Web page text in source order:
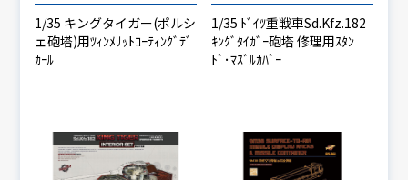
1/35 キングタイガー(ポルシ
ェ砲塔)用ﾂｨﾝﾒﾘｯﾄｺｰﾃｨﾝｸﾞﾃﾞ
ｶｰﾙ
1/35 ﾄﾞｲﾂ重戦車Sd.Kfz.182
ｷﾝｸﾞﾀｲｶﾞｰ砲塔 修理用ｽﾀﾝ
ﾄﾞ･ﾏｽﾞﾙｶﾊﾞｰ